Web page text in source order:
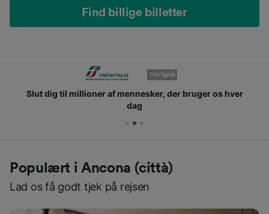
Find billige billetter
Slut dig til millioner af mennesker, der bruger os hver
dag
Populært i Ancona (città)
Lad os få godt tjek på rejsen